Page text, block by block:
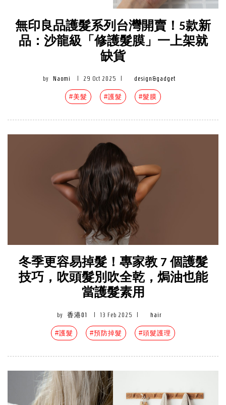
無印良品護髮系列台灣開賣！5款新
品：沙龍級「修護髮膜」一上架就
缺貨
by Naomi 29 Oct 2025 design&gadget
#美髮 #護髮 #髮膜
冬季更容易掉髮！專家教 7 個護髮
技巧，吹頭髮別吹全乾，焗油也能
當護髮素用
by 香港01 13 Feb 2025 hair
#護髮 #預防掉髮 #頭髮護理